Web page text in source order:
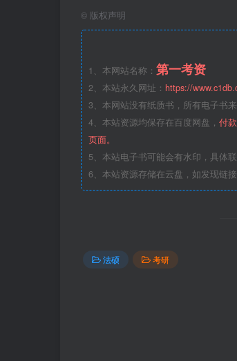
© 版权声明
1、本网站名称： 第一考资
2、本站永久网址： https://
3、本网站没有纸质书，所有电子书
4、本站资源均保存在百度网盘， 付
页面。
5、本站电子书可能会有水印，具体
6、本站资源存储在云盘，如发现链
法硕 考研